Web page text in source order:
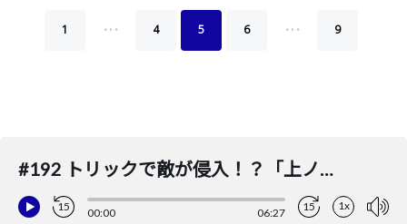
1 … 4 5 6 … 9
#192 トリックで敵が侵入！？「上ノ郷城の戦い」
15 00:00 06:27 15 1x